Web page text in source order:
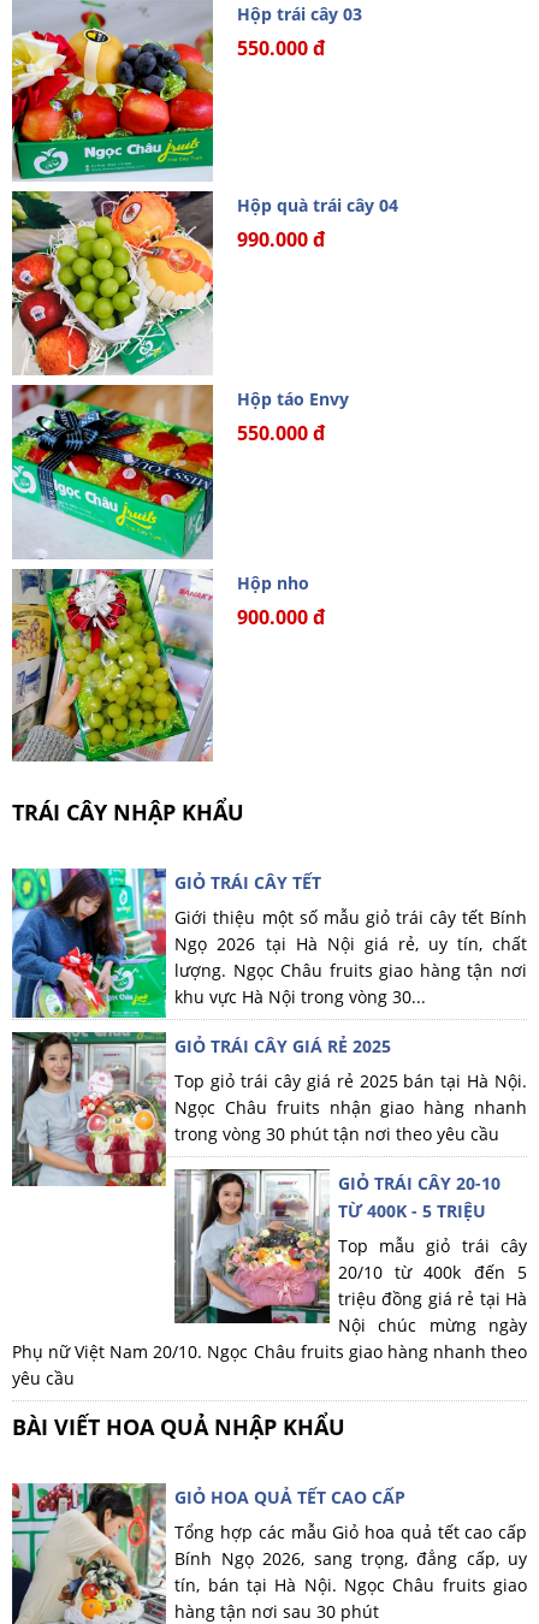
Hộp trái cây 03
550.000 đ
Hộp quà trái cây 04
990.000 đ
Hộp táo Envy
550.000 đ
Hộp nho
900.000 đ
TRÁI CÂY NHẬP KHẨU
GIỎ TRÁI CÂY TẾT
Giới thiệu một số mẫu giỏ trái cây tết Bính
Ngọ 2026 tại Hà Nội giá rẻ, uy tín, chất
lượng. Ngọc Châu fruits giao hàng tận nơi
khu vực Hà Nội trong vòng 30...
GIỎ TRÁI CÂY GIÁ RẺ 2025
Top giỏ trái cây giá rẻ 2025 bán tại Hà Nội.
Ngọc Châu fruits nhận giao hàng nhanh
trong vòng 30 phút tận nơi theo yêu cầu
GIỎ TRÁI CÂY 20-10
TỪ 400K - 5 TRIỆU
Top mẫu giỏ trái cây
20/10 từ 400k đến 5
triệu đồng giá rẻ tại Hà
Nội chúc mừng ngày
Phụ nữ Việt Nam 20/10. Ngọc Châu fruits giao hàng nhanh theo
yêu cầu
BÀI VIẾT HOA QUẢ NHẬP KHẨU
GIỎ HOA QUẢ TẾT CAO CẤP
Tổng hợp các mẫu Giỏ hoa quả tết cao cấp
Bính Ngọ 2026, sang trọng, đẳng cấp, uy
tín, bán tại Hà Nội. Ngọc Châu fruits giao
hàng tận nơi sau 30 phút